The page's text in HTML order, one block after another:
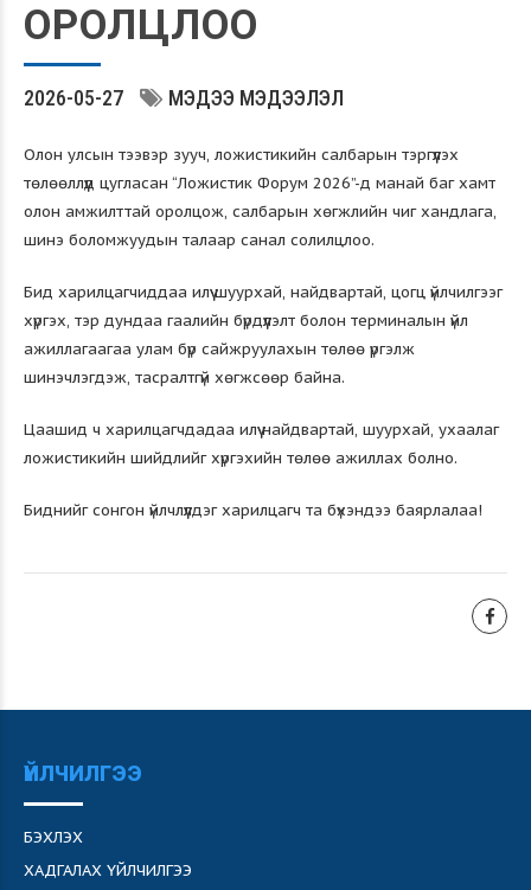
ОРОЛЦЛОО
2026-05-27 МЭДЭЭ МЭДЭЭЛЭЛ
Олон улсын тээвэр зууч, ложистикийн салбарын тэргүүлэх
төлөөллүүд цугласан “Ложистик Форум 2026”-д манай баг хамт
олон амжилттай оролцож, салбарын хөгжлийн чиг хандлага,
шинэ боломжуудын талаар санал солилцлоо.
Бид харилцагчиддаа илүү шуурхай, найдвартай, цогц үйлчилгээг
хүргэх, тэр дундаа гаалийн бүрдүүлэлт болон терминалын үйл
ажиллагаагаа улам бүр сайжруулахын төлөө үргэлж
шинэчлэгдэж, тасралтгүй хөгжсөөр байна.
Цаашид ч харилцагчдадаа илүү найдвартай, шуурхай, ухаалаг
ложистикийн шийдлийг хүргэхийн төлөө ажиллах болно.
Биднийг сонгон үйлчлүүлдэг харилцагч та бүхэндээ баярлалаа!
ҮЙЛЧИЛГЭЭ
БЭХЛЭХ
ХАДГАЛАХ ҮЙЛЧИЛГЭЭ